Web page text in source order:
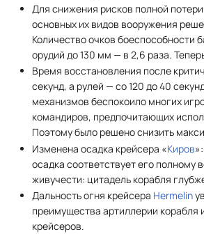
Для снижения рисков полной
основных их видов вооружения
Количество очков боеспособности
орудий до 130 мм — в 2,6 раза.
Время восстановления после
секунд, а рулей — со 120 до 40
механизмов беспокоило многих
командиров, предпочитающих
Поэтому было решено снизить
Изменена осадка крейсера «Киров
осадка соответствует его
живучести: цитадель корабля
Дальность огня крейсера Hermelin
преимущества артиллерии
крейсеров.